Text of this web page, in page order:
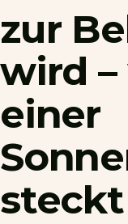
zur
wird –
einer
steckt